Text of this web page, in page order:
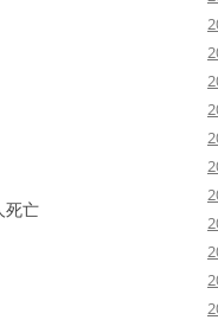
死亡